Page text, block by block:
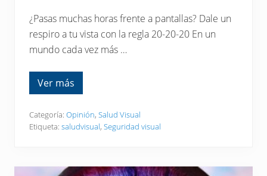
m
a
.
–
n
ó
n
m
o
¿Pasas muchas horas frente a pantallas? Dale un
respiro a tu vista con la regla 20-20-20 En un
mundo cada vez más …
¿
P
s
a
h
Ver más
Categoría: Opinión, Salud Visual
Etiqueta: saludvisual, Seguridad visual